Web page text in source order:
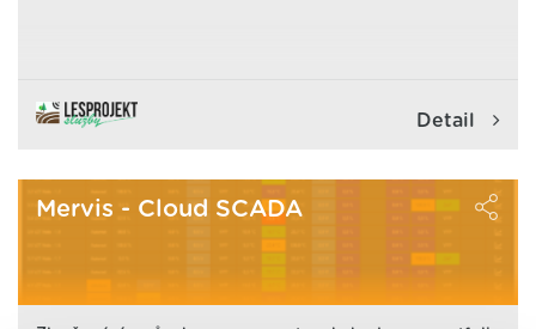
Detail
Mervis - Cloud SCADA